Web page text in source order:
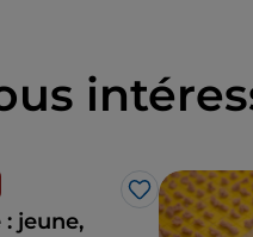
J’aime
jeune,